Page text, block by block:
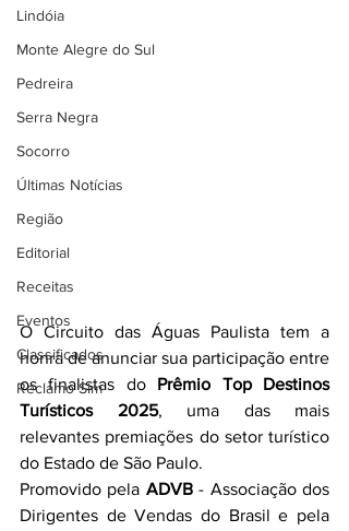
Lindóia
Monte Alegre do Sul
Pedreira
Serra Negra
Socorro
Últimas Notícias
Região
Editorial
Receitas
Eventos
Classificados
Reclamo Sim
O Circuito das Águas Paulista tem a
honra de anunciar sua participação entre
os finalistas do Prêmio Top Destinos
Turísticos 2025, uma das mais
relevantes premiações do setor turístico
do Estado de São Paulo.
Promovido pela ADVB - Associação dos
Dirigentes de Vendas do Brasil e pela